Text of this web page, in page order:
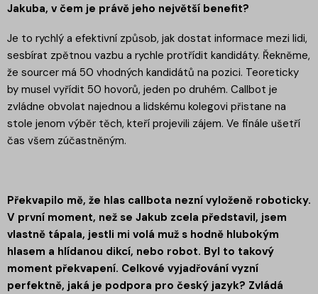
Jakuba, v čem je právě jeho největší benefit?
Je to rychlý a efektivní způsob, jak dostat informace mezi lidi,
sesbírat zpětnou vazbu a rychle protřídit kandidáty. Řekněme,
že sourcer má 50 vhodných kandidátů na pozici. Teoreticky
by musel vyřídit 50 hovorů, jeden po druhém. Callbot je
zvládne obvolat najednou a lidskému kolegovi přistane na
stole jenom výběr těch, kteří projevili zájem. Ve finále ušetří
čas všem zúčastněným.
Překvapilo mě, že hlas callbota nezní vyloženě roboticky.
V první moment, než se Jakub zcela představil, jsem
vlastně tápala, jestli mi volá muž s hodně hlubokým
hlasem a hlídanou dikcí, nebo robot. Byl to takový
moment překvapení. Celkové vyjadřování vyzní
perfektně, jaká je podpora pro český jazyk? Zvládá